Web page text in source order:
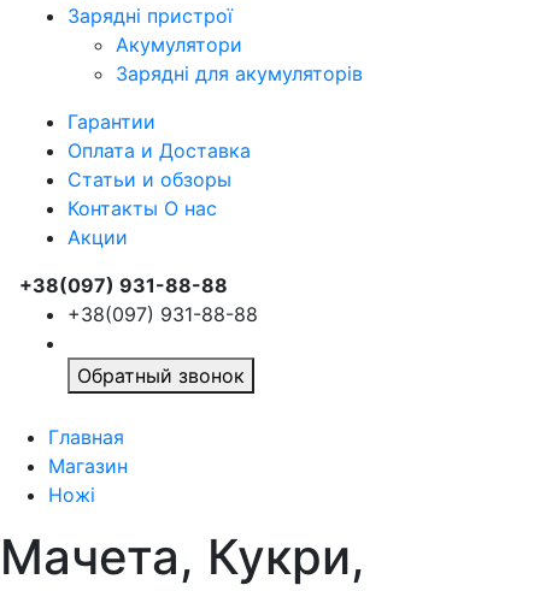
Зарядні пристрої
Акумулятори
Зарядні для акумуляторів
Гарантии
Оплата и Доставка
Статьи и обзоры
Контакты О нас
Акции
+38(097) 931-88-88
+38(097) 931-88-88
Обратный звонок
Главная
Магазин
Ножі
Мачета, Кукри,